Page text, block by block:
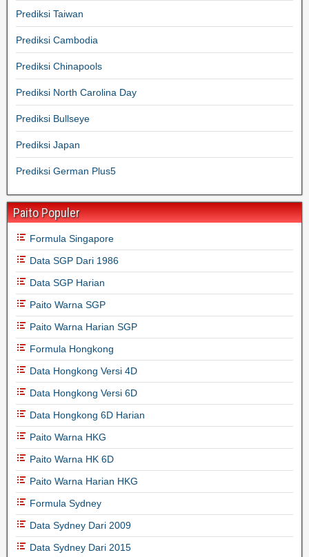
Prediksi Taiwan
Prediksi Cambodia
Prediksi Chinapools
Prediksi North Carolina Day
Prediksi Bullseye
Prediksi Japan
Prediksi German Plus5
Paito Populer
Formula Singapore
Data SGP Dari 1986
Data SGP Harian
Paito Warna SGP
Paito Warna Harian SGP
Formula Hongkong
Data Hongkong Versi 4D
Data Hongkong Versi 6D
Data Hongkong 6D Harian
Paito Warna HKG
Paito Warna HK 6D
Paito Warna Harian HKG
Formula Sydney
Data Sydney Dari 2009
Data Sydney Dari 2015